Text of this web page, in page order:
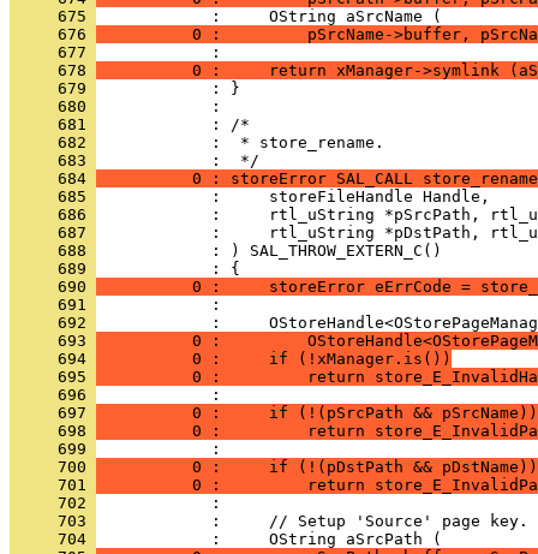
     675
     676
0 :         pSrcName->buffer,
     677
     678
0 :     return xManager->symlink
     679
     680
     681
     682
            :  * store_rename.
     683
     684
0 : storeError SAL_CALL
     685
     686
     687
     688
     689
     690
0 :     storeError eErrCode =
     691
     692
     693
0 :
     694
          0 :     if (!xManager.is())
     695
0 :         return
     696
     697
          0 :     if (!(pSrcPath && pSrcName))
     698
0 :         return
     699
     700
          0 :     if (!(pDstPath && pDstName))
     701
0 :         return
     702
     703
     704